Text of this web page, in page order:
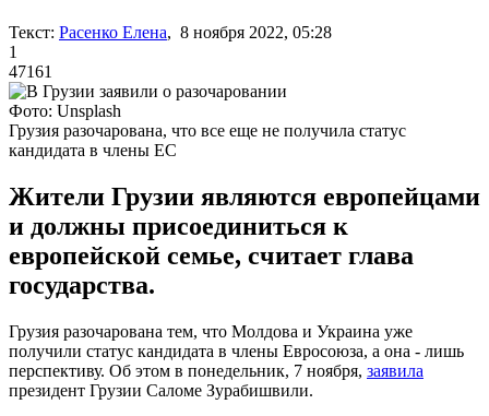
Текст: Расенко Елена, 8 ноября 2022, 05:28
1
47161
Фото: Unsplash
Грузия разочарована, что все еще не получила статус
кандидата в члены ЕС
Жители Грузии являются европейцами
и должны присоединиться к
европейской семье, считает глава
государства.
Грузия разочарована тем, что Молдова и Украина уже
получили статус кандидата в члены Евросоюза, а она - лишь
перспективу. Об этом в понедельник, 7 ноября, заявила
президент Грузии Саломе Зурабишвили.